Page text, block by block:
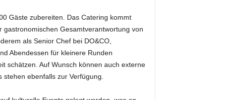
Gäste zubereiten. Das Catering kommt
Gesamtverantwortung von
als Senior Chef bei DO&CO,
Abendessen für kleinere Runden
schätzen. Auf Wunsch können auch externe
ebenfalls zur Verfügung.